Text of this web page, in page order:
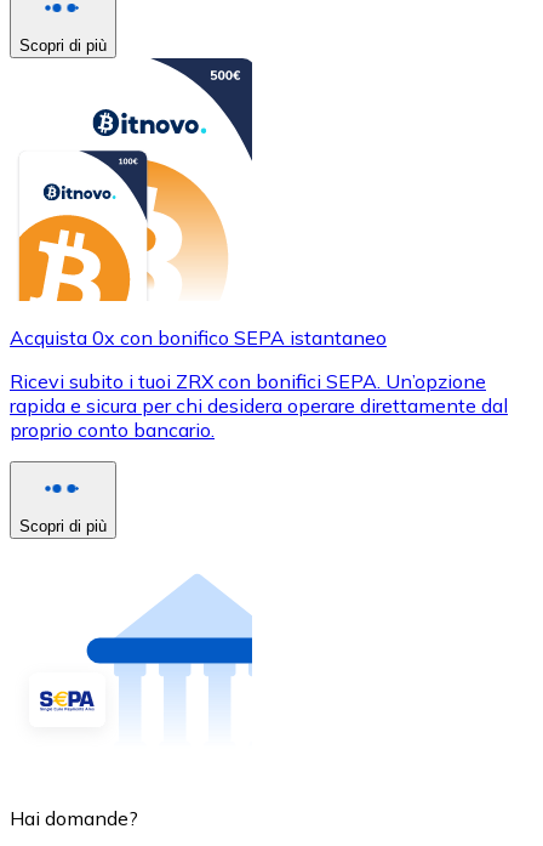
Scopri di più
Acquista 0x con bonifico SEPA istantaneo
Ricevi subito i tuoi ZRX con bonifici SEPA. Un’opzione
rapida e sicura per chi desidera operare direttamente dal
proprio conto bancario.
Scopri di più
Hai domande?